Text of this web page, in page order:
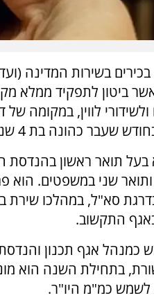
בכירים בשירות המדינה
ביטון לתפקיד ממלא
ולשידורי לווין, במקומה
שעבר כהונה בת 4 שנים.
(47) הוא בעל תואר ראשון
סא"ל, במהלכו שירת
התקשוב.
כמנהל אגף תכנון
בתחילת השנה הוא מונה
כמ"מ היו"ר.